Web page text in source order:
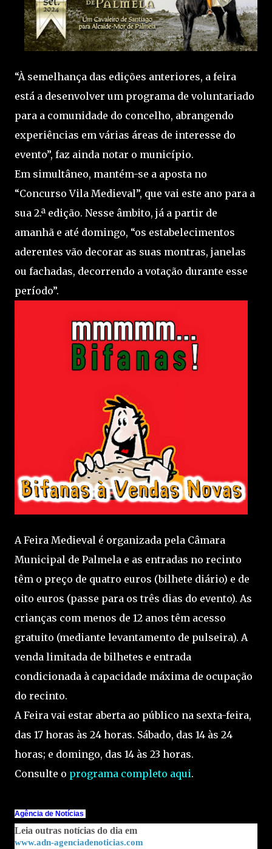
“À semelhança das edições anteriores, a feira
está a desenvolver um programa de voluntariado
para a comunidade do concelho, abrangendo
experiências em várias áreas de interesse do
evento”, faz ainda notar o município.
Em simultâneo, mantém-se a aposta no
“Concurso Vila Medieval”, que vai este ano para a
sua 2.ª edição. Nesse âmbito, já a partir de
amanhã e até domingo, “os estabelecimentos
aderentes vão decorar as suas montras, janelas
ou fachadas, decorrendo a votação durante esse
período”.
A Feira Medieval é organizada pela Câmara
Municipal de Palmela e as entradas no recinto
têm o preço de quatro euros (bilhete diário) e de
oito euros (passe para os três dias do evento). As
crianças com menos de 12 anos têm acesso
gratuito (mediante levantamento de pulseira). A
venda limitada de bilhetes e entrada
condicionada à capacidade máxima de ocupação
do recinto.
A Feira vai estar aberta ao público na sexta-feira,
das 17 horas às 24 horas. Sábado, das 14 às 24
horas; e domingo, das 14 às 23 horas.
Consulte o programa completo aqui.
Agência de Notícias
Leia outras notícias do dia em
www.adn-agenciadenoticias.com